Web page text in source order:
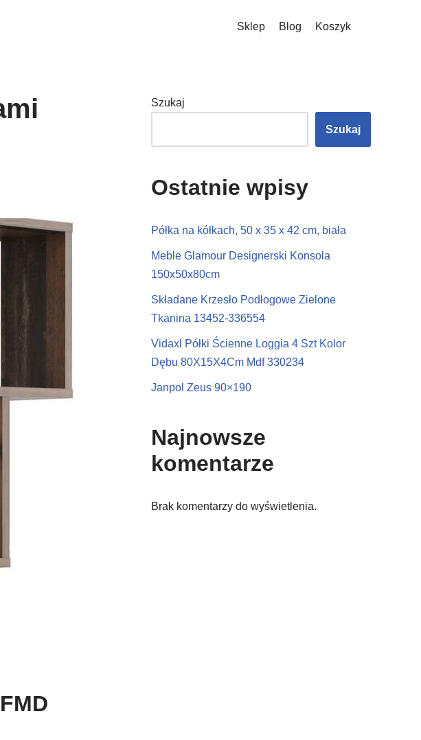
Sklep Blog Koszyk
Szukaj
Szukaj
Ostatnie wpisy
Półka na kółkach, 50 x 35 x 42 cm, biała
Meble Glamour Designerski Konsola
150x50x80cm
Składane Krzesło Podłogowe Zielone
Tkanina 13452-336554
Vidaxl Półki Ścienne Loggia 4 Szt Kolor
Dębu 80X15X4Cm Mdf 330234
Janpol Zeus 90×190
Najnowsze
komentarze
Brak komentarzy do wyświetlenia.